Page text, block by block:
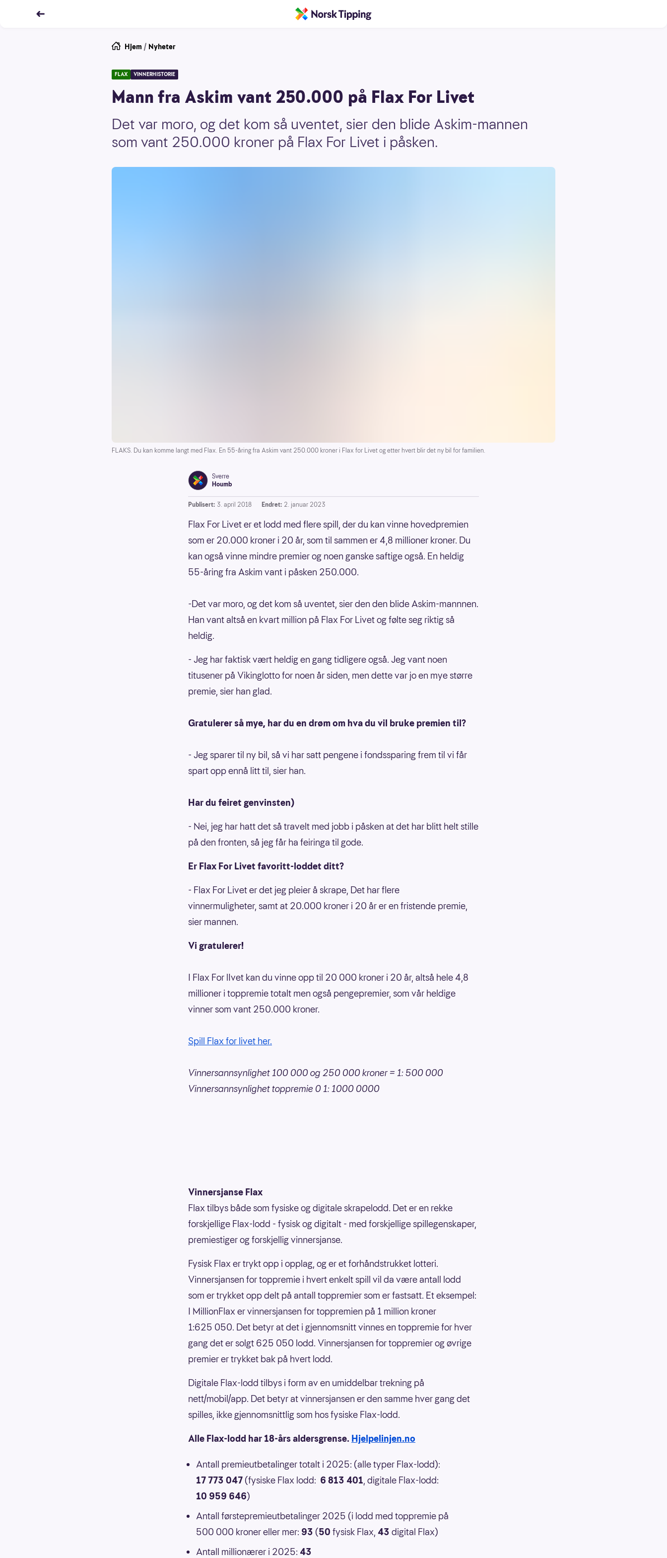
Hjem / Nyheter
FLAX VINNERHISTORIE
Mann fra Askim vant 250.000 på Flax For Livet
Det var moro, og det kom så uventet, sier den blide Askim-mannen
som vant 250.000 kroner på Flax For Livet i påsken.
FLAKS. Du kan komme langt med Flax. En 55-åring fra Askim vant 250.000 kroner i Flax for Livet og etter hvert blir det ny bil for familien.
Sverre
Houmb
Publisert: 3. april 2018 Endret: 2. januar 2023
Flax For Livet er et lodd med flere spill, der du kan vinne hovedpremien
som er 20.000 kroner i 20 år, som til sammen er 4,8 millioner kroner. Du
kan også vinne mindre premier og noen ganske saftige også. En heldig
55-åring fra Askim vant i påsken 250.000.
-Det var moro, og det kom så uventet, sier den den blide Askim-mannnen.
Han vant altså en kvart million på Flax For Livet og følte seg riktig så
heldig.
- Jeg har faktisk vært heldig en gang tidligere også. Jeg vant noen
titusener på Vikinglotto for noen år siden, men dette var jo en mye større
premie, sier han glad.
Gratulerer så mye, har du en drøm om hva du vil bruke premien til?
- Jeg sparer til ny bil, så vi har satt pengene i fondssparing frem til vi får
spart opp ennå litt til, sier han.
Har du feiret genvinsten)
- Nei, jeg har hatt det så travelt med jobb i påsken at det har blitt helt stille
på den fronten, så jeg får ha feiringa til gode.
Er Flax For Livet favoritt-loddet ditt?
- Flax For Livet er det jeg pleier å skrape, Det har flere
vinnermuligheter, samt at 20.000 kroner i 20 år er en fristende premie,
sier mannen.
Vi gratulerer!
I Flax For lIvet kan du vinne opp til 20 000 kroner i 20 år, altså hele 4,8
millioner i toppremie totalt men også pengepremier, som vår heldige
vinner som vant 250.000 kroner.
Spill Flax for livet her.
Vinnersannsynlighet 100 000 og 250 000 kroner = 1: 500 000
Vinnersannsynlighet toppremie 0 1: 1000 0000
Vinnersjanse Flax
Flax tilbys både som fysiske og digitale skrapelodd. Det er en rekke
forskjellige Flax-lodd - fysisk og digitalt - med forskjellige spillegenskaper,
premiestiger og forskjellig vinnersjanse.
Fysisk Flax er trykt opp i opplag, og er et forhåndstrukket lotteri.
Vinnersjansen for toppremie i hvert enkelt spill vil da være antall lodd
som er trykket opp delt på antall toppremier som er fastsatt. Et eksempel:
I MillionFlax er vinnersjansen for toppremien på 1 million kroner
1:625 050. Det betyr at det i gjennomsnitt vinnes en toppremie for hver
gang det er solgt 625 050 lodd. Vinnersjansen for toppremier og øvrige
premier er trykket bak på hvert lodd.
Digitale Flax-lodd tilbys i form av en umiddelbar trekning på
nett/mobil/app. Det betyr at vinnersjansen er den samme hver gang det
spilles, ikke gjennomsnittlig som hos fysiske Flax-lodd.
Alle Flax-lodd har 18-års aldersgrense. Hjelpelinjen.no
Antall premieutbetalinger totalt i 2025: (alle typer Flax-lodd):
17 773 047 (fysiske Flax lodd: 6 813 401, digitale Flax-lodd:
10 959 646)
Antall førstepremieutbetalinger 2025 (i lodd med toppremie på
500 000 kroner eller mer: 93 (50 fysisk Flax, 43 digital Flax)
Antall millionærer i 2025: 43